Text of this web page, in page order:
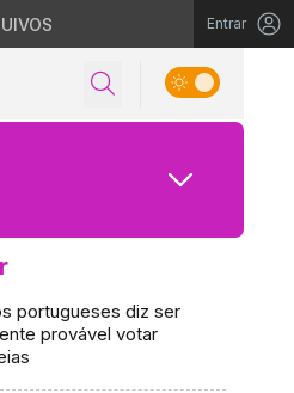
Entrar
portugueses diz ser
provável votar